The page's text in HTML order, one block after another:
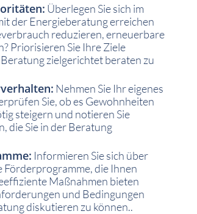
Überlegen Sie sich im
der Energieberatung erreichen
reduzieren, erneuerbare
Priorisieren Sie Ihre Ziele
zielgerichtet beraten zu
Nehmen Sie Ihr eigenes
Sie, ob es Gewohnheiten
steigern und notieren Sie
die Sie in der Beratung
Informieren Sie sich über
Förderprogramme, die Ihnen
Maßnahmen bieten
und Bedingungen
diskutieren zu können..